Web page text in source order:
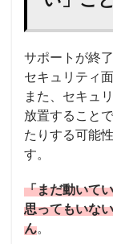
サポートが終
セキュリティ
また、セキュ
放置すること
たりする可能
す。
「まだ動いて
思ってもいな
ん。